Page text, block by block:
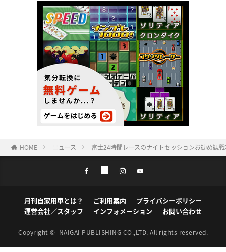
HOME ニュース 富士24時間レースのナイトセッションお勧め観
月刊自家用車とは？ ご利用案内
プライバシーポリシー
運営会社／スタッフ
インフォメーション お問い合わせ
Copyright © NAIGAI PUBLISHING CO.,LTD. All rights reserved.